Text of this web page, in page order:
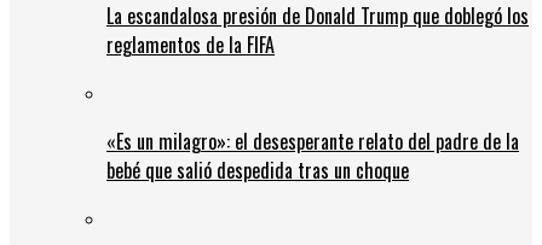
La escandalosa presión de Donald Trump que doblegó los
reglamentos de la FIFA
«Es un milagro»: el desesperante relato del padre de la
bebé que salió despedida tras un choque